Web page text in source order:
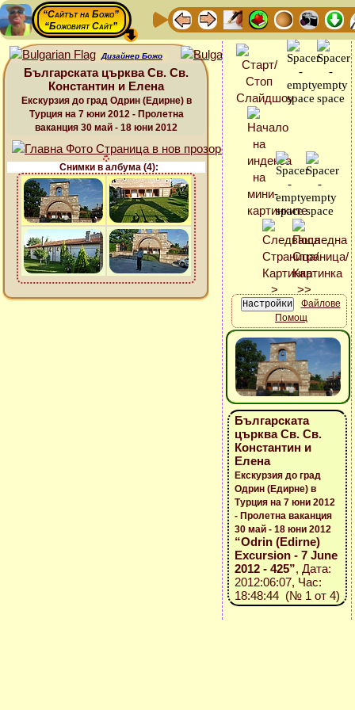
“Сайтът на Божо”
“Божовият Сайт”
Дизайнер Божо
Българската църква Св. Св.
Константин и Елена
Екскурзия до град Одрин (Едирне) в
Турция на 7 юни 2012 - Пролетна
ваканция 30 май - 18 юни 2012
Снимки в албума (4):
Файлове
Помощ
Българската
църква Св. Св.
Константин и
Елена
Екскурзия до град
Одрин (Едирне) в
Турция на 7 юни 2012
- Пролетна ваканция
30 май - 18 юни 2012
“Odrin (Edirne)
Excursion - 7 June
2012 - 425”, Дата:
2012:06:07, Час:
18:48:44 (№ 1 от 4)